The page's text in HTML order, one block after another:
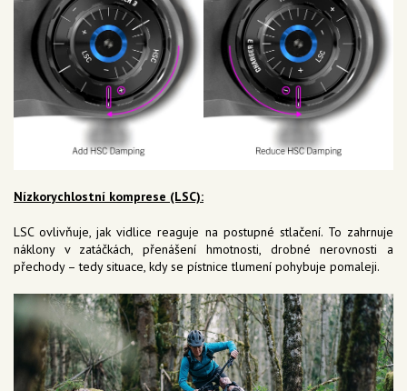
Nízkorychlostní komprese (LSC):
LSC ovlivňuje, jak vidlice reaguje na postupné stlačení. To zahrnuje
náklony v zatáčkách, přenášení hmotnosti, drobné nerovnosti a
přechody – tedy situace, kdy se pístnice tlumení pohybuje pomaleji.